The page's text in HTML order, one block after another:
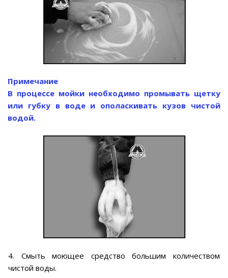
Примечание
В процессе мойки необходимо промывать щетку
или губку в воде и ополаскивать кузов чистой
водой.
4. Смыть моющее средство большим количеством
чистой воды.